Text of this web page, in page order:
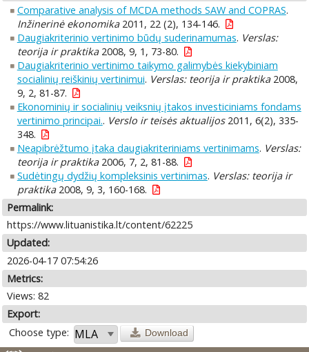
Comparative analysis of MCDA methods SAW and COPRAS.
Inžinerinė ekonomika2011, 22 (2), 134-146.
Daugiakriterinio vertinimo būdų suderinamumas. Verslas:
teorija ir praktika2008, 9, 1, 73-80.
Daugiakriterinio vertinimo taikymo galimybės kiekybiniam
socialinių reiškinių vertinimui. Verslas: teorija ir praktika2008,
9, 2, 81-87.
Ekonominių ir socialinių veiksnių įtakos investiciniams fondams
vertinimo principai.. Verslo ir teisės aktualijos2011, 6(2), 335-
348.
Neapibrėžtumo įtaka daugiakriteriniams vertinimams. Verslas:
teorija ir praktika2006, 7, 2, 81-88.
Sudėtingų dydžių kompleksinis vertinimas. Verslas: teorija ir
praktika2008, 9, 3, 160-168.
Permalink:
https://www.lituanistika.lt/content/62225
Updated:
2026-04-17 07:54:26
Metrics:
Views: 82
Export:
Choose type:
Download